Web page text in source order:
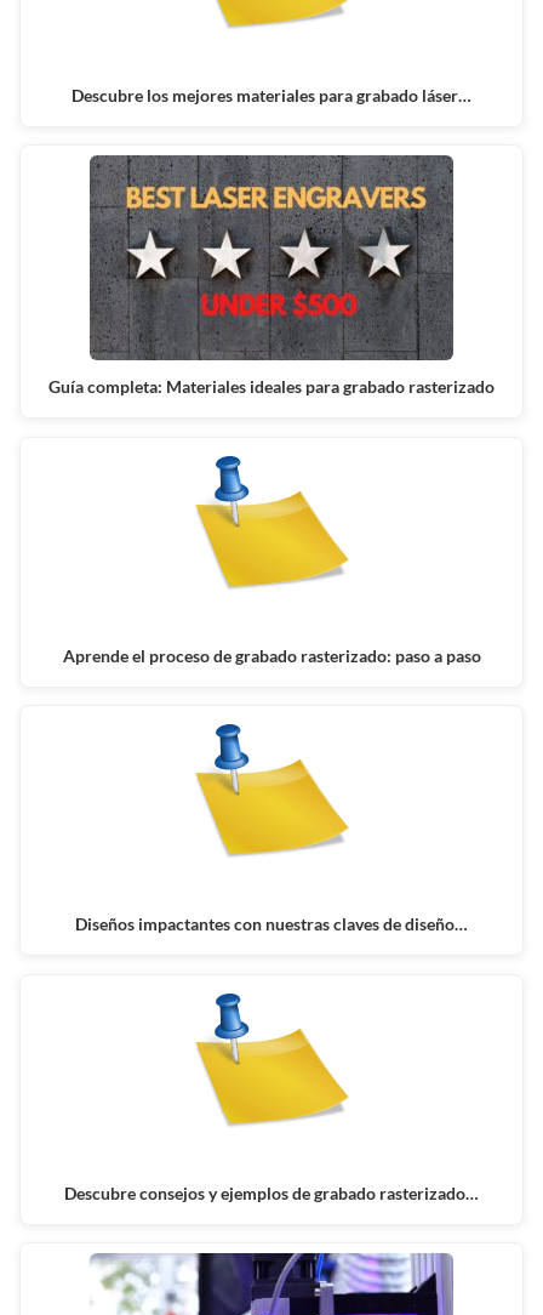
Descubre los mejores materiales para grabado láser…
Guía completa: Materiales ideales para grabado rasterizado
Aprende el proceso de grabado rasterizado: paso a paso
Diseños impactantes con nuestras claves de diseño…
Descubre consejos y ejemplos de grabado rasterizado…